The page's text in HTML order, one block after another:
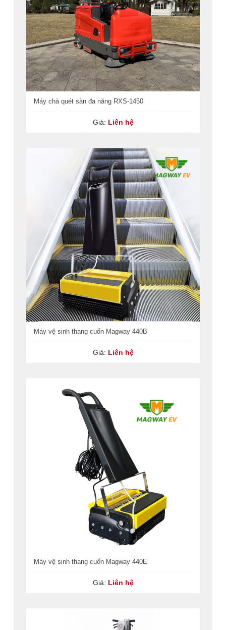
Máy chà quét sàn đa năng RXS-1450
Giá: Liên hệ
Máy vệ sinh thang cuốn Magway 440B
Giá: Liên hệ
Máy vệ sinh thang cuốn Magway 440E
Giá: Liên hệ